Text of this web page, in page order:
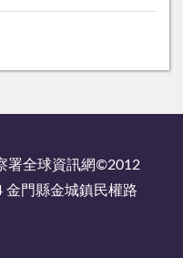
署全球資訊網©2012
金門縣金城鎮民權路